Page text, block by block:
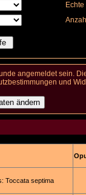
angemeldet sein.
und
Toccata septima